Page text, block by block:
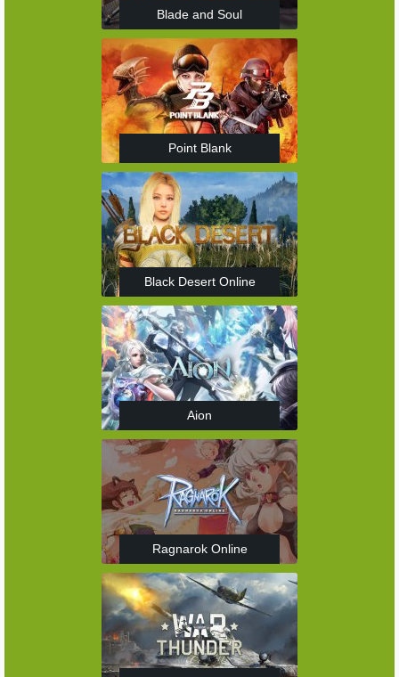
Blade and Soul
Point Blank
Black Desert Online
Aion
Ragnarok Online